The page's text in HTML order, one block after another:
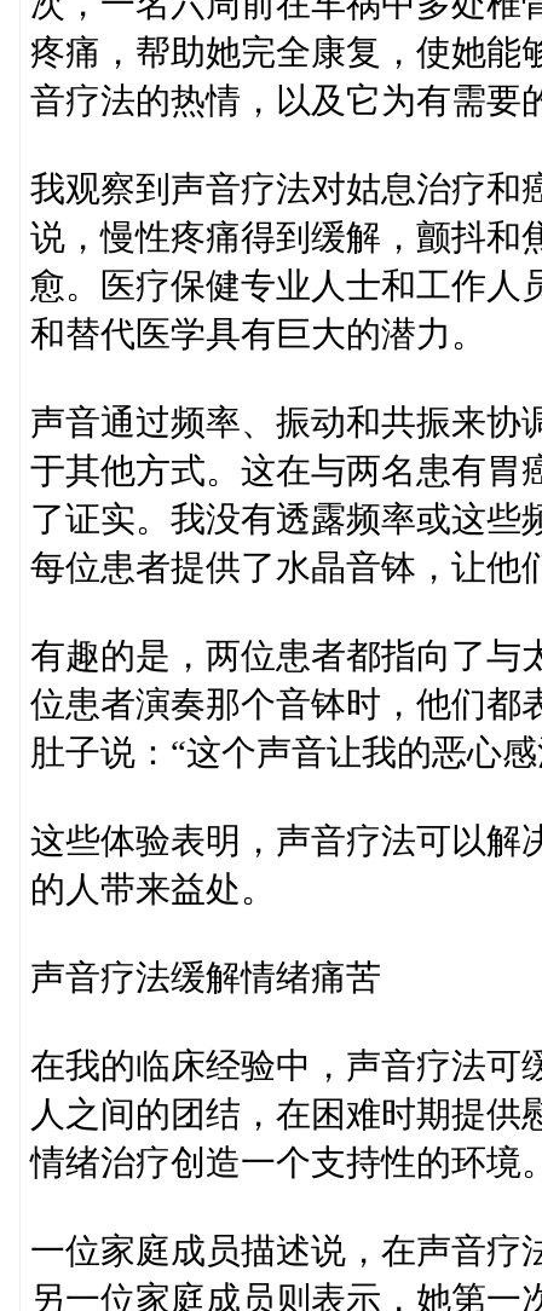
疼痛，帮助她完全康复，使她能
音疗法的热情，以及它为有需要
我观察到声音疗法对姑息治疗和
说，慢性疼痛得到缓解，颤抖和
愈。医疗保健专业人士和工作人
和替代医学具有巨大的潜力。
声音通过频率、振动和共振来协
于其他方式。这在与两名患有胃
了证实。我没有透露频率或这些
每位患者提供了水晶音钵，让他
有趣的是，两位患者都指向了与
位患者演奏那个音钵时，他们都
肚子说：“这个声音让我的恶心
这些体验表明，声音疗法可以解
的人带来益处。
声音疗法缓解情绪痛苦
在我的临床经验中，声音疗法可
人之间的团结，在困难时期提
情绪治疗创造一个支持性的环境
一位家庭成员描述说，在声音疗
另一位家庭成员则表示，她第